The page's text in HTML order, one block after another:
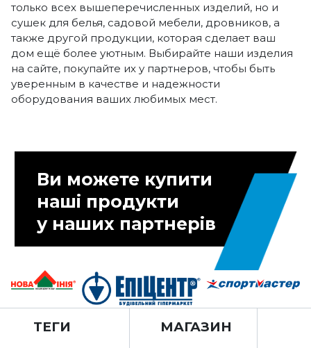
только всех вышеперечисленных изделий, но и
сушек для белья, садовой мебели, дровников, а
также другой продукции, которая сделает ваш
дом ещё более уютным. Выбирайте наши изделия
на сайте, покупайте их у партнеров, чтобы быть
уверенным в качестве и надежности
оборудования ваших любимых мест.
Ви можете купити
наші продукти
у наших партнерів
ТЕГИ МАГАЗИН